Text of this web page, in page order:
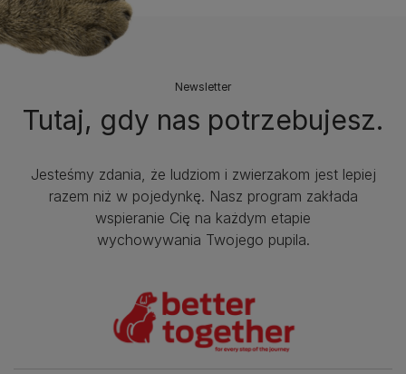
Newsletter
Tutaj, gdy nas potrzebujesz.
Jesteśmy zdania, że ludziom i zwierzakom jest lepiej
razem niż w pojedynkę. Nasz program zakłada
wspieranie Cię na każdym etapie
wychowywania Twojego pupila.